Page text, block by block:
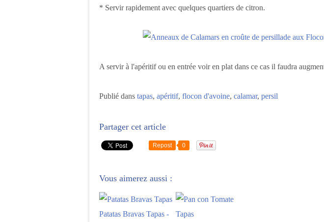
* Servir rapidement avec quelques quartiers de citron.
A servir à l'apéritif ou en entrée voir en plat dans ce cas il faudra
Publié dans tapas, apéritif, flocon d'avoine, calamar, persil
Partager cet article
Repost 0
Vous aimerez aussi :
Patatas Bravas Tapas -